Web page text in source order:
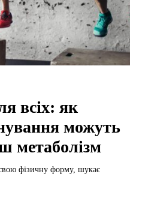
всіх: як
можуть
метаболізм
фізичну форму, шукає